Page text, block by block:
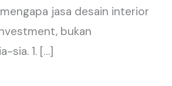
jasa desain interior
bukan
sia. 1. […]